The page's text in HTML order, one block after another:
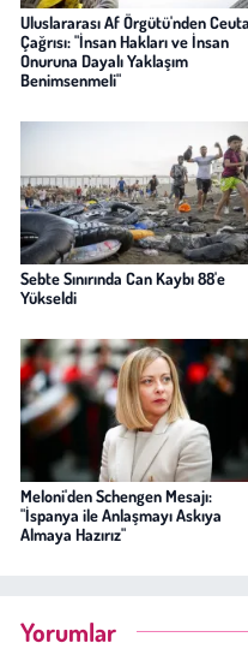
Uluslararası Af Örgütü'nden Ceuta
Çağrısı: "İnsan Hakları ve İnsan
Onuruna Dayalı Yaklaşım
Benimsenmeli"
Sebte Sınırında Can Kaybı 88'e
Yükseldi
Meloni'den Schengen Mesajı:
"İspanya ile Anlaşmayı Askıya
Almaya Hazırız"
Yorumlar